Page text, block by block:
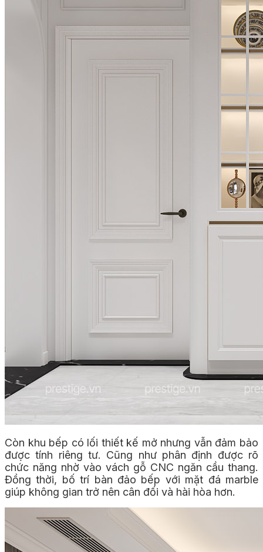
Còn khu bếp có lối thiết kế mở nhưng vẫn đảm bảo
được tính riêng tư. Cũng như phân định được rõ
chức năng nhờ vào vách gỗ CNC ngăn cầu thang.
Đồng thời, bố trí bàn đảo bếp với mặt đá marble
giúp không gian trở nên cân đối và hài hòa hơn.